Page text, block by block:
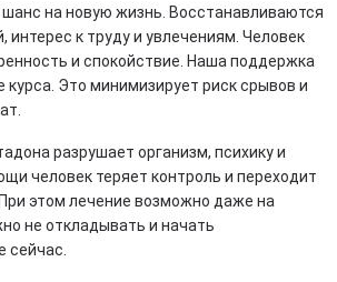
на новую жизнь. Восстанавливаются
интерес к труду и увлечениям. Человек
и спокойствие. Наша поддержка
курса. Это минимизирует риск срывов и
разрушает организм, психику и
человек теряет контроль и переходит
этом лечение возможно даже на
не откладывать и начать
сейчас.